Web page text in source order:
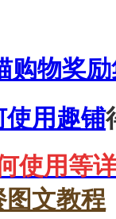
购物奖
用趣铺
使用等
文教程